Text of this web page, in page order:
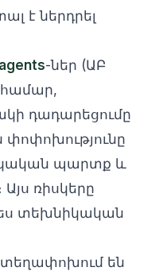
է ներդրել
-ներ (ԱԲ
համար,
դադարեցումը
պարտք և
ռիսկերը
տեխնիկական
են